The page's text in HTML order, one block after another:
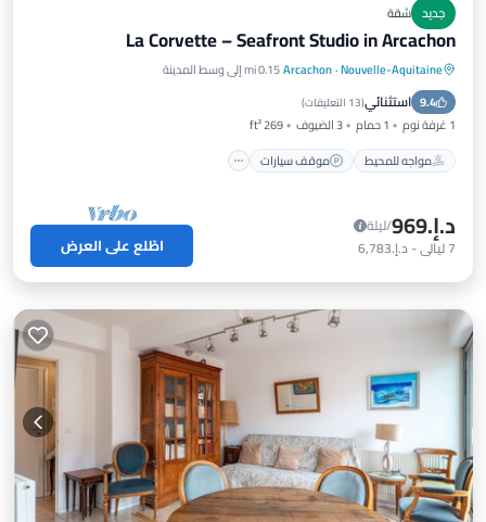
جديد شقة
La Corvette – Seafront Studio in Arcachon
Nouvelle-Aquitaine
·
Arcachon0.15 mi إلى وسط المدينة
9.4 استثنائي(13 التعليقات )
1 غرفة نوم 1 حمام 3 الضيوف
269 ft²
مواجه للمحيط
موقف سيارات
مواجه للمحيط
موقف سيارات
إطلالة على المحيط
د.إ.‏969
/ليلة
7ليالي- د.إ.‏6,783 اطّلع على العرض